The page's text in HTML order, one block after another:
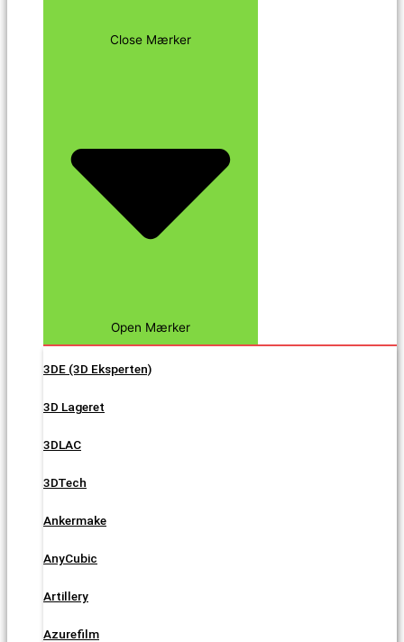
Close Mærker
Open Mærker
3DE (3D Eksperten)
3D Lageret
3DLAC
3DTech
Ankermake
AnyCubic
Artillery
Azurefilm